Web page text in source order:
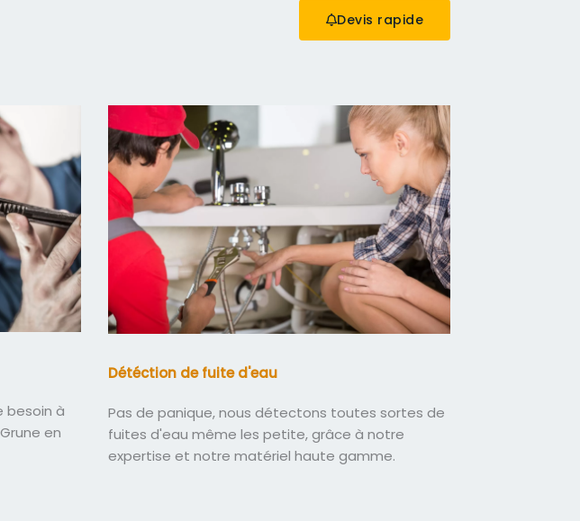
Devis rapide
besoin à
en
Détéction de fuite d'eau
Pas de panique, nous détectons toutes sortes de
fuites d'eau même les petite, grâce à notre
expertise et notre matériel haute gamme.